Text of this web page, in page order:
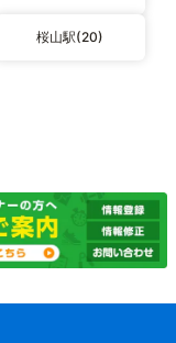
桜山駅(20)